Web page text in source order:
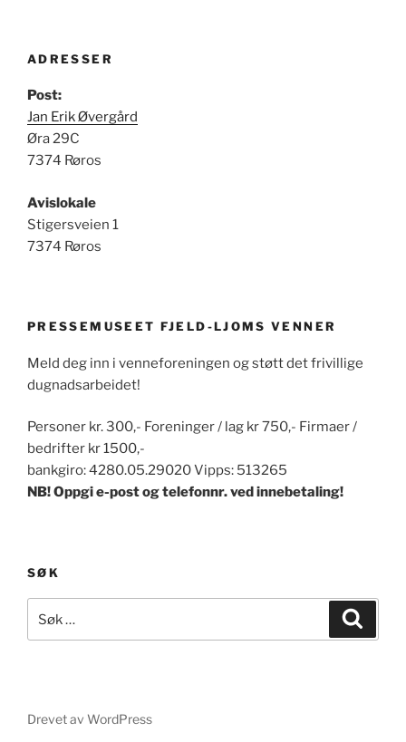
ADRESSER
Post:
Jan Erik Øvergård
Øra 29C
7374 Røros
Avislokale
Stigersveien 1
7374 Røros
PRESSEMUSEET FJELD-LJOMS VENNER
Meld deg inn i venneforeningen og støtt det frivillige
dugnadsarbeidet!
Personer kr. 300,- Foreninger / lag kr 750,- Firmaer /
bedrifter kr 1500,-
bankgiro: 4280.05.29020 Vipps: 513265
NB! Oppgi e-post og telefonnr. ved innebetaling!
SØK
etter:
Drevet av WordPress